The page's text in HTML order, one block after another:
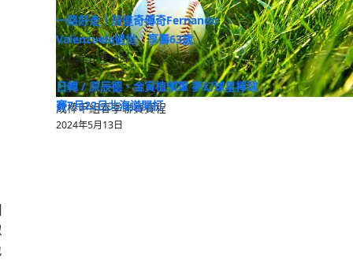
成棒甲組春季聯賽賽程
一路好走！前道奇傳奇Fernando
Valenzuela過世 享壽63歲
2024年10月23日
日韓 / 原辰德、金寅植領軍 夢幻球星棒球
賽7月22日北海道開打
2024年5月13日